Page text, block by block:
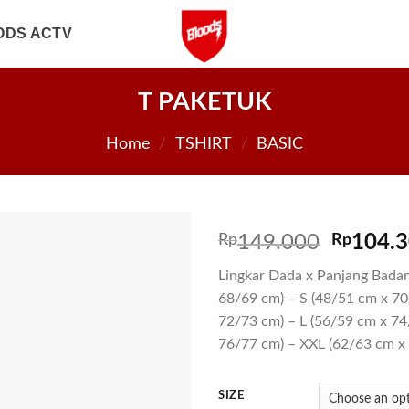
ACTV
T PAKETUK
Home / TSHIRT / BASIC
Rp149.000 Rp
Lingkar Dada x Panjang
68/69 cm) – S (48/51 cm x
72/73 cm) – L (56/59 cm x
76/77 cm) – XXL (62/63 cm
SIZE